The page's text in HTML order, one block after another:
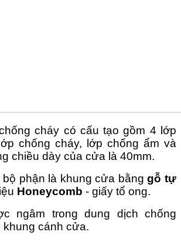
cháy có cấu tạo gồm 4 lớp
chống cháy, lớp chống ẩm và
chiều dày của cửa là 40mm.
bộ phận là khung cửa bằnggỗ tự
Honeycomb - giấy tổ ong.
ngâm trong dung dịch chống
khung cánh cửa.